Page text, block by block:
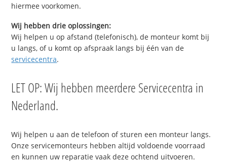
hiermee voorkomen.
Wij hebben drie oplossingen:
Wij helpen u op afstand (telefonisch), de monteur komt bij
u langs, of u komt op afspraak langs bij één van de
servicecentra.
LET OP: Wij hebben meerdere Servicecentra in
Nederland.
Wij helpen u aan de telefoon of sturen een monteur langs.
Onze servicemonteurs hebben altijd voldoende voorraad
en kunnen uw reparatie vaak deze ochtend uitvoeren.